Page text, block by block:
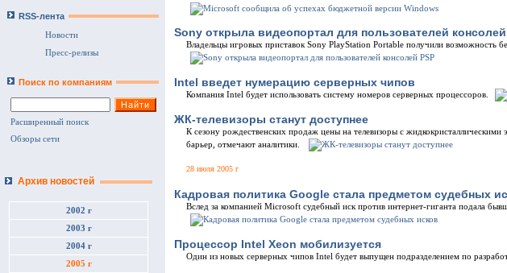
RSS-лента
Новости
Пресс-релизы
Поиск по компаниям
Расширенный поиск
Обзоры сети
Архив новостей
2002 г
2003 г
2004 г
2005 г
Sony открыла видеопортал для пользователей консолей
Владельцы игровых приставок Sony PlayStation Portable получили возможность
Intel введет нумерацию серверных чипов
Компания Intel будет использовать систему номеров серверных процессоров.
ЖК-телевизоры станут доступнее
К сезону рождественских продаж цены на телевизоры с
барьер, отмечают аналитики.
28 июля 2005 г
Кадровая политика Google стала предметом судебных
Вслед за компанией Microsoft судебный иск против интернет-гиганта подала
Процессор Intel Xeon мобилизуется
Один из новых серверных чипов Intel будет выпущен подразделением по